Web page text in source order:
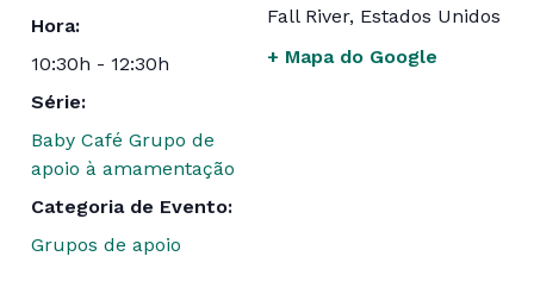
Hora:
10:30h - 12:30h
Série:
Baby Café Grupo de
apoio à amamentação
Categoria de Evento:
Grupos de apoio
Fall River, Estados Unidos
+ Mapa do Google